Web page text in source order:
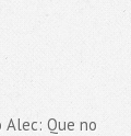
Alec: Que no